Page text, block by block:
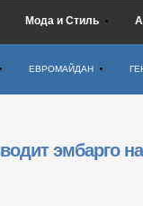
Мода и Стиль
ЕВРОМАЙДАН
эмбарго на